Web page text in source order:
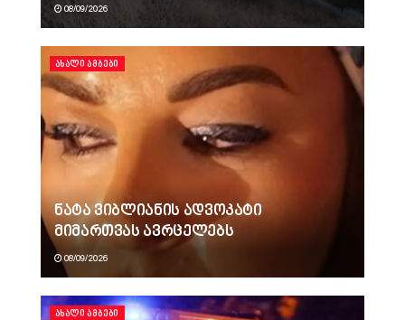
08/09/2026
ᲐᲮᲐᲚᲘ ᲐᲛᲑᲔᲑᲘ
ნატა ვიბლიანის ადვოკატი
მიმართვას ავრცელებს
08/09/2026
ᲐᲮᲐᲚᲘ ᲐᲛᲑᲔᲑᲘ